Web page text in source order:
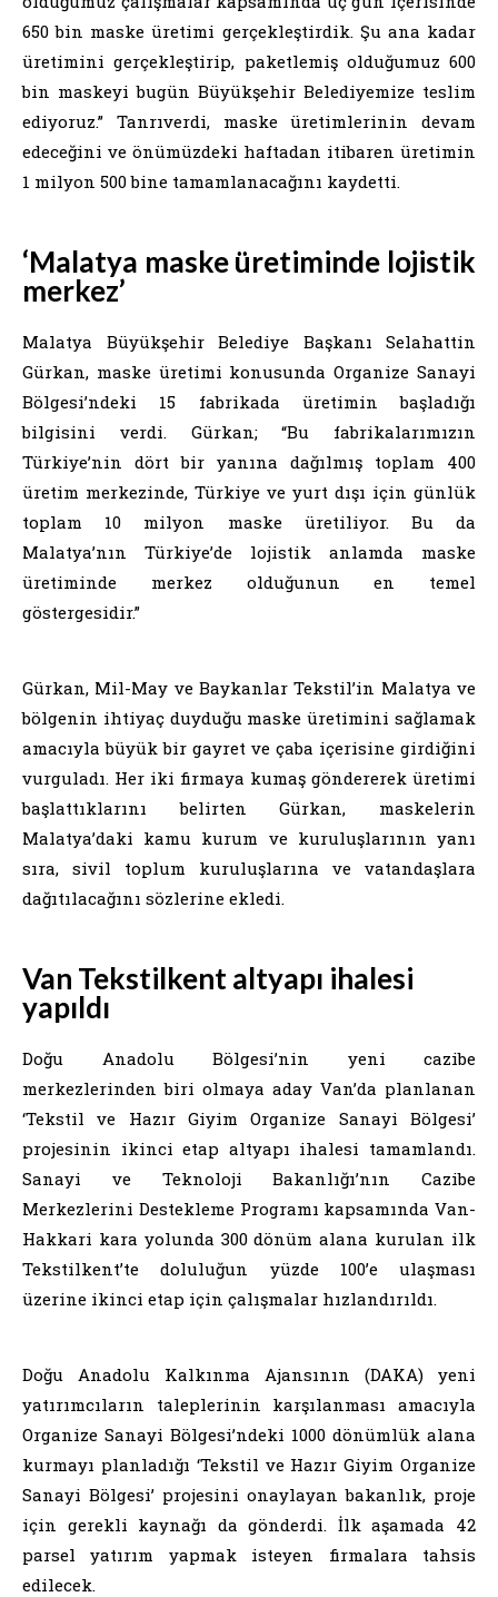
650 bin maske üretimi gerçekleştirdik. Şu ana kadar
üretimini gerçekleştirip, paketlemiş olduğumuz 600
bin maskeyi bugün Büyükşehir Belediyemize teslim
ediyoruz.” Tanrıverdi, maske üretimlerinin devam
edeceğini ve önümüzdeki haftadan itibaren üretimin
1 milyon 500 bine tamamlanacağını kaydetti.
‘Malatya maske üretiminde lojistik
merkez’
Malatya Büyükşehir Belediye Başkanı Selahattin
Gürkan, maske üretimi konusunda Organize Sanayi
Bölgesi’ndeki 15 fabrikada üretimin başladığı
bilgisini verdi. Gürkan; “Bu fabrikalarımızın
Türkiye’nin dört bir yanına dağılmış toplam 400
üretim merkezinde, Türkiye ve yurt dışı için günlük
toplam 10 milyon maske üretiliyor. Bu da
Malatya’nın Türkiye’de lojistik anlamda maske
üretiminde merkez olduğunun en temel
göstergesidir.”
Gürkan, Mil-May ve Baykanlar Tekstil’in Malatya ve
bölgenin ihtiyaç duyduğu maske üretimini sağlamak
amacıyla büyük bir gayret ve çaba içerisine girdiğini
vurguladı. Her iki firmaya kumaş göndererek üretimi
başlattıklarını belirten Gürkan, maskelerin
Malatya’daki kamu kurum ve kuruluşlarının yanı
sıra, sivil toplum kuruluşlarına ve vatandaşlara
dağıtılacağını sözlerine ekledi.
Van Tekstilkent altyapı ihalesi
yapıldı
Doğu Anadolu Bölgesi’nin yeni cazibe
merkezlerinden biri olmaya aday Van’da planlanan
‘Tekstil ve Hazır Giyim Organize Sanayi Bölgesi’
projesinin ikinci etap altyapı ihalesi tamamlandı.
Sanayi ve Teknoloji Bakanlığı’nın Cazibe
Merkezlerini Destekleme Programı kapsamında Van-
Hakkari kara yolunda 300 dönüm alana kurulan ilk
Tekstilkent’te doluluğun yüzde 100’e ulaşması
üzerine ikinci etap için çalışmalar hızlandırıldı.
Doğu Anadolu Kalkınma Ajansının (DAKA) yeni
yatırımcıların taleplerinin karşılanması amacıyla
Organize Sanayi Bölgesi’ndeki 1000 dönümlük alana
kurmayı planladığı ‘Tekstil ve Hazır Giyim Organize
Sanayi Bölgesi’ projesini onaylayan bakanlık, proje
için gerekli kaynağı da gönderdi. İlk aşamada 42
parsel yatırım yapmak isteyen firmalara tahsis
edilecek.